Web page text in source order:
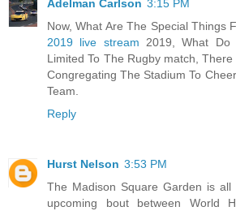
Adelman Carlson 3:15 PM
Now, What Are The Special Things
2019 live stream 2019, What Do
Limited To The Rugby match,
Congregating The Stadium To
Team.
Reply
Hurst Nelson 3:53 PM
The Madison Square Garden is
upcoming bout between World